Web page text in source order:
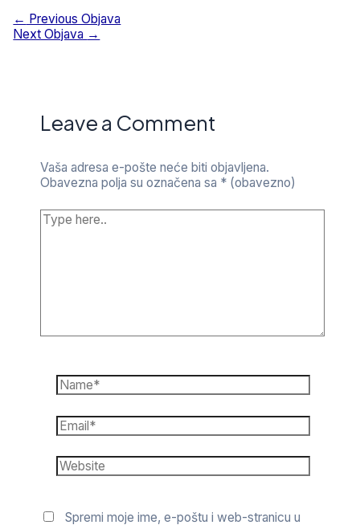
Navigacija
objava
← Previous Objava
Next Objava →
Leave a Comment
Vaša adresa e-pošte neće biti objavljena.
Obavezna polja su označena sa * (obavezno)
Type
here..
Name*
Email*
Website
Spremi moje ime, e-poštu i web-stranicu u